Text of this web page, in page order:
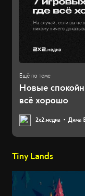
Новые
всё хорошо
2х2.медиа Дима
Tiny Lands